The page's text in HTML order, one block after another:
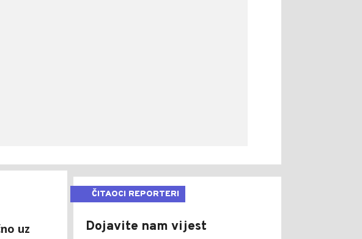
uz
ČITAOCI REPORTERI
Dojavite nam vijest